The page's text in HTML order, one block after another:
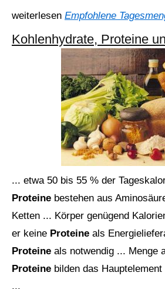
weiterlesen Empfohlene
Kohlenhydrate, Proteine
... etwa 50 bis 55 % der
Proteine bestehen aus
Ketten ... Körper genügend
er keine Proteine als
Proteine als notwendig ... Menge
Proteine bilden das
...